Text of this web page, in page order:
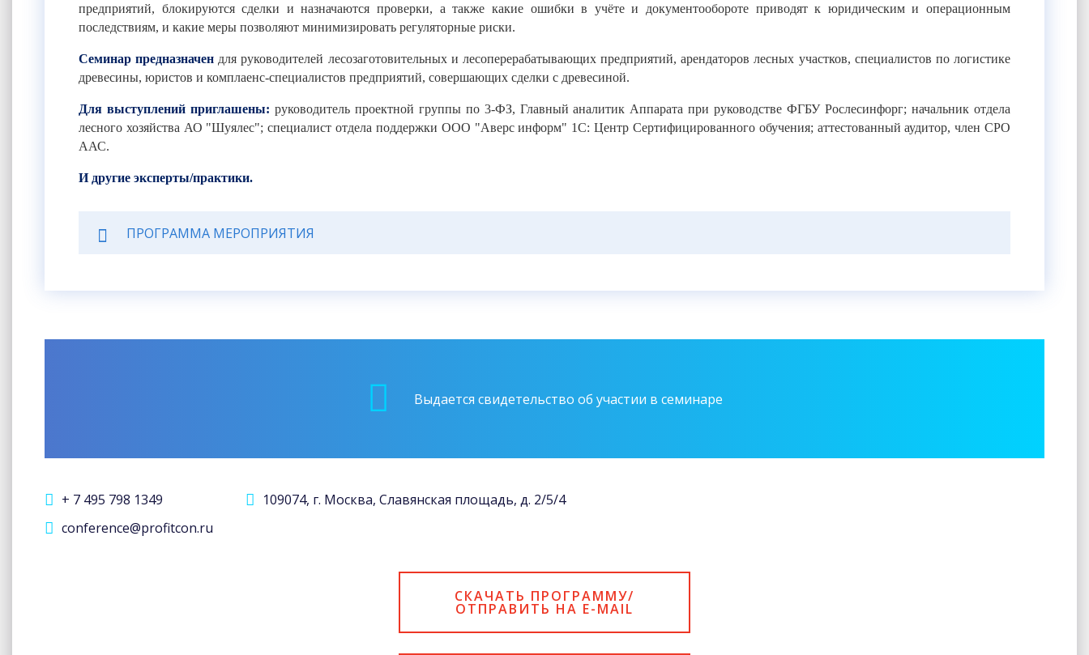
предприятий, блокируются сделки и назначаются проверки, а также какие ошибки в учёте и документообороте приводят к юридическим и операционным
последствиям, и какие меры позволяют минимизировать регуляторные риски.
Семинар предназначен для руководителей лесозаготовительных и лесоперерабатывающих предприятий, арендаторов лесных участков, специалистов по логистике
древесины, юристов и комплаенс-специалистов предприятий, совершающих сделки с древесиной.
Для выступлений приглашены: руководитель проектной группы по 3-ФЗ, Главный аналитик Аппарата при руководстве ФГБУ Рослесинфорг; начальник отдела
лесного хозяйства АО "Шуялес";специалист отдела поддержки ООО "Аверс информ" 1С: Центр Сертифицированного обучения; аттестованный аудитор, член СРО
ААС.
И другие эксперты/практики.
ПРОГРАММА МЕРОПРИЯТИЯ
Выдается свидетельство об участии в семинаре
+ 7 495 798 1349
conference@profitcon.ru
109074, г. Москва, Славянская площадь, д. 2/5/4
СКАЧАТЬ ПРОГРАММУ/
ОТПРАВИТЬ НА E-MAIL